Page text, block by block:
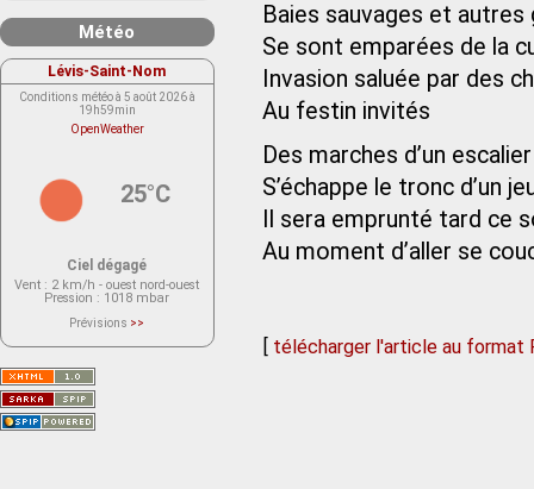
Baies sauvages et autres
Se sont emparées de la
Invasion saluée par des
Au festin invités
Des marches d’un
S’échappe le tronc d’un
Il sera emprunté tard ce
Au moment d’aller se
[ télécharger l'article au format
Météo
Lévis-Saint-Nom
Conditions météo à 5 août 2026 à
19h59min
OpenWeather
25°C
Ciel dégagé
Vent : 2 km/h - ouest nord-ouest
Pression : 1018 mbar
Prévisions >>
actuellement aucune prévision
Saint-Nom.
Veuillez consulter le message du
service ci-dessous.
(401 - Invalid API key. Please see
https://openweathermap.org/faq#error401